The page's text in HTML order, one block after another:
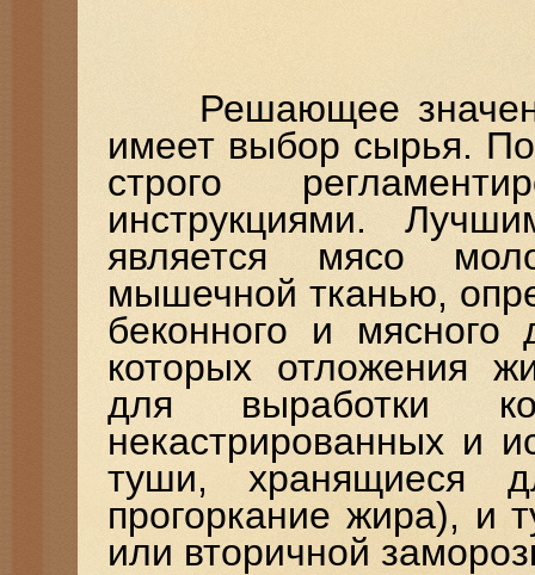
Решающее
имеет выбор сырья.
строго
инструкциями.
является мясо
мышечной тканью,
беконного и мясного
которых отложения
для выработки
некастрированных и
туши, хранящиеся
прогоркание жира), и
или вторичной